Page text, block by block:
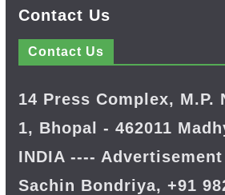
Contact Us
Contact Us
14 Press Complex, M.P.
1, Bhopal - 462011
INDIA ----
Sachin Bondriya, +91